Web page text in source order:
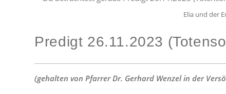
Elia und der
Predigt 26.11.2023
(gehalten von Pfarrer Dr. Gerhard Wenzel in der